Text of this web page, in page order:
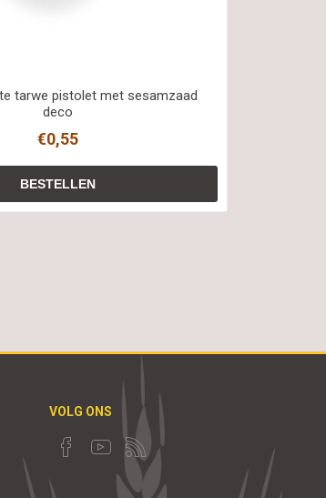
tarwe pistolet met sesamzaad
deco
€0,55
VOLG ONS